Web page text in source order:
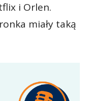
i Orlen.
miały taką